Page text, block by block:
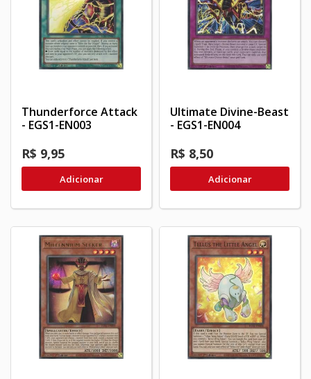
Thunderforce Attack
- EGS1-EN003
R$ 9,95
Adicionar
Ultimate Divine-Beast
- EGS1-EN004
R$ 8,50
Adicionar